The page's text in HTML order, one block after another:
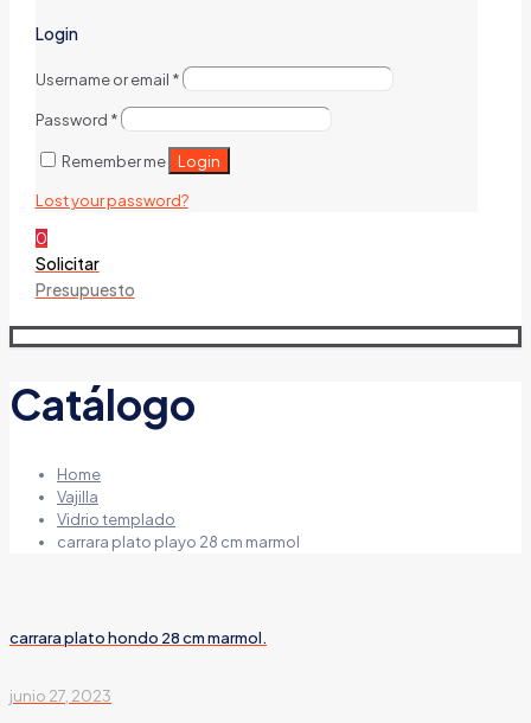
Login
Username or email *
Password *
Remember me Login
Lost your password?
0
Solicitar
Presupuesto
Catálogo
Home
Vajilla
Vidrio templado
carrara plato playo 28 cm marmol
carrara plato hondo 28 cm marmol.
junio 27, 2023